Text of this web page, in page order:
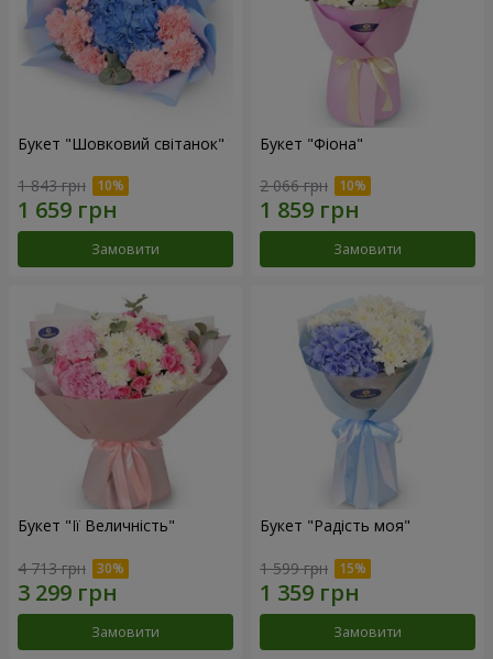
Букет "Шовковий світанок"
1 843 грн
Замовити
Букет "Фіона"
2 066 грн
Замовити
Букет "Її Величність"
4 713 грн
Замовити
Букет "Радість моя"
1 599 грн
Замовити